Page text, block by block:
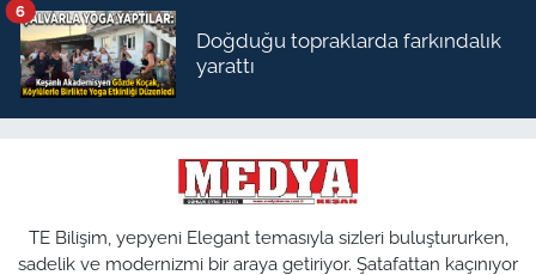
Doğduğu topraklarda farkındalık
yarattı
6
TE Bilişim, yepyeni Elegant temasıyla sizleri buluştururken,
sadelik ve modernizmi bir araya getiriyor. Şatafattan kaçınıyor